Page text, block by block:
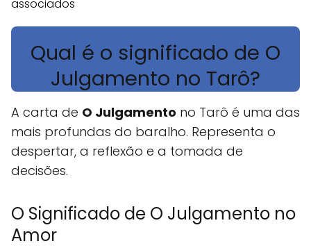
associados
Qual é o significado de O
Julgamento no Tarô?
A carta de O Julgamento no Tarô é uma das
mais profundas do baralho. Representa o
despertar, a reflexão e a tomada de
decisões.
O Significado de O Julgamento no
Amor